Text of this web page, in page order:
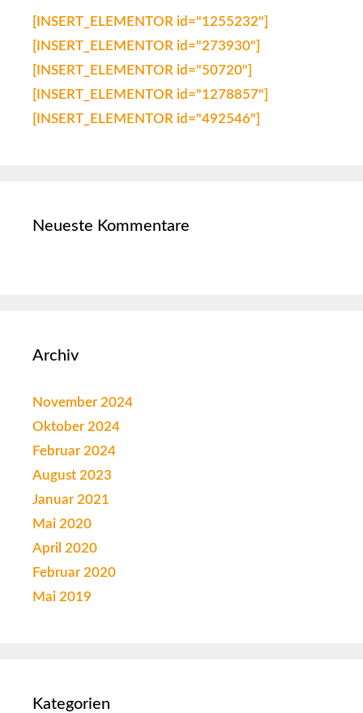
[INSERT_ELEMENTOR id="1255232"]
[INSERT_ELEMENTOR id="273930"]
[INSERT_ELEMENTOR id="50720"]
[INSERT_ELEMENTOR id="1278857"]
[INSERT_ELEMENTOR id="492546"]
Neueste Kommentare
Archiv
November 2024
Oktober 2024
Februar 2024
August 2023
Januar 2021
Mai 2020
April 2020
Februar 2020
Mai 2019
Kategorien